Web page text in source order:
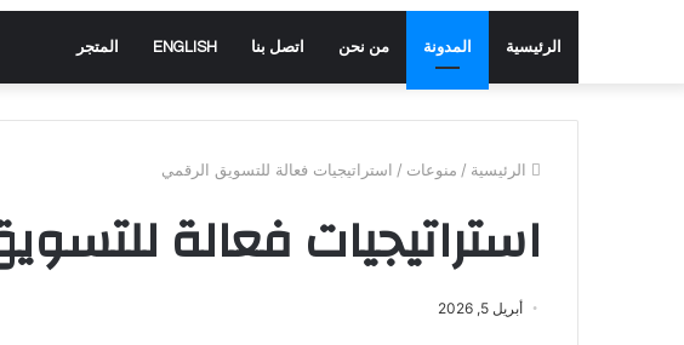
الرئيسية المدونة من نحن اتصل بنا ENGLISH المتجر
الرئيسية / منوعات / استراتيجيات فعالة للتسويق الرقمي
استراتيجيات فعالة
أبريل 5, 2026